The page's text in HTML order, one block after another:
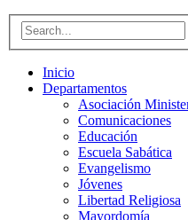
Inicio
Departamentos
Asociación
Comunicaciones
Educación
Escuela Sabática
Evangelismo
Jóvenes
Libertad Religiosa
Mayordomía